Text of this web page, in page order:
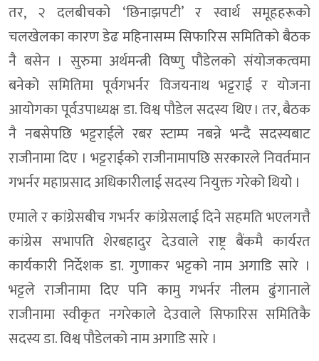
तर, २ दलबीचको ‘छिनाझपटी’ र स्वार्थ समूहहरूको
चलखेलका कारण डेढ महिनासम्म सिफारिस समितिको बैठक
नै बसेन । सुरुमा अर्थमन्त्री विष्णु पौडेलको संयोजकत्वमा
बनेको समितिमा पूर्वगभर्नर विजयनाथ भट्टराई र योजना
आयोगका पूर्वउपाध्यक्ष डा. विश्व पौडेल सदस्य थिए । तर, बैठक
नै नबसेपछि भट्टराईले रबर स्टाम्प नबन्ने भन्दै सदस्यबाट
राजीनामा दिए । भट्टराईको राजीनामापछि सरकारले निवर्तमान
गभर्नर महाप्रसाद अधिकारीलाई सदस्य नियुक्त गरेको थियो ।
एमाले र कांग्रेसबीच गभर्नर कांग्रेसलाई दिने सहमति भएलगत्तै
कांग्रेस सभापति शेरबहादुर देउवाले राष्ट्र बैंकमै कार्यरत
कार्यकारी निर्देशक डा. गुणाकर भट्टको नाम अगाडि सारे ।
भट्टले राजीनामा दिए पनि कामु गभर्नर नीलम ढुंगानाले
राजीनामा स्वीकृत नगरेकाले देउवाले सिफारिस समितिकै
सदस्य डा. विश्व पौडेलको नाम अगाडि सारे ।